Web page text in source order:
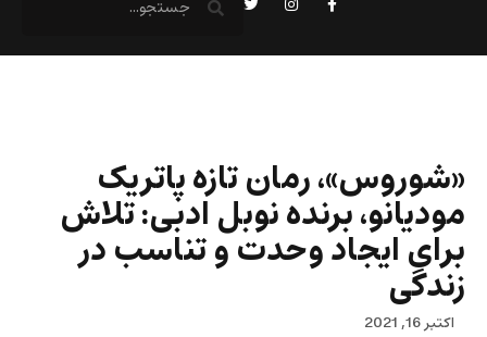
«شوروس»، رمان تازه پاتریک
مودیانو، برنده نوبل ادبی: تلاش
برای ایجاد وحدت و تناسب در
زندگی
اکتبر 16, 2021